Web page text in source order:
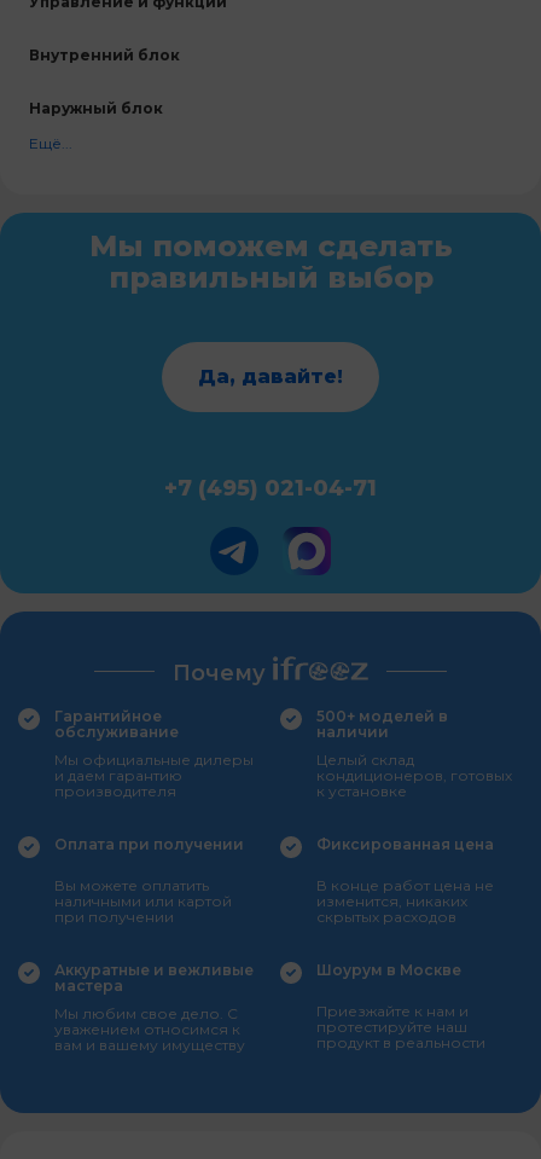
Внутренний блок
Наружный блок
Ещё...
Мы поможем сделать
правильный выбор
Да, давайте!
+7 (495) 021-04-71
Почему
Гарантийное
обслуживание
Мы официальные дилеры
и даем гарантию
производителя
500+ моделей в
наличии
Целый склад
кондиционеров, готовых
к установке
Оплата при получении
Вы можете оплатить
наличными или картой
при получении
Фиксированная цена
В конце работ цена не
изменится, никаких
скрытых расходов
Аккуратные и вежливые
мастера
Мы любим свое дело. С
уважением относимся к
вам и вашему имуществу
Шоурум в Москве
Приезжайте к нам и
протестируйте наш
продукт в реальности